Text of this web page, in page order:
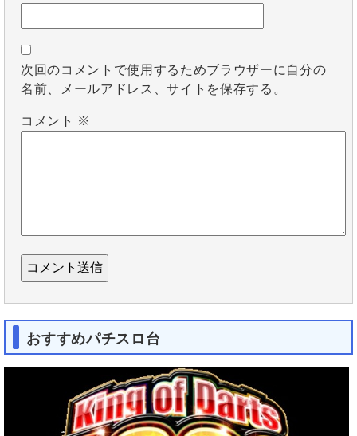
次回のコメントで使用するためブラウザーに自分の
名前、メールアドレス、サイトを保存する。
コメント ※
おすすめパチスロ台